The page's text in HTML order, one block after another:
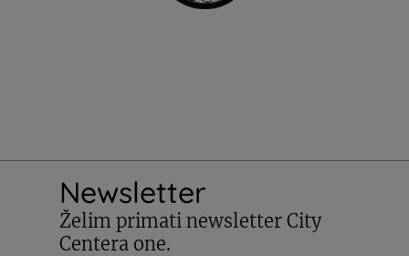
Newsletter
Želim primati newsletter City
Centera one.